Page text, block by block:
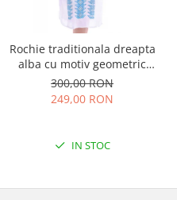
Rochie traditionala dreapta
alba cu motiv geometric
albastru Tania
300,00 RON
249,00 RON
IN STOC